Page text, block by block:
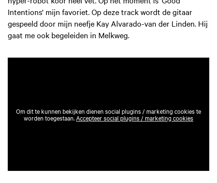
Intentions' mijn favoriet. Op deze track wordt de gitaar
gespeeld door mijn neefje Kay Alvarado-van der Linden. Hij
gaat me ook begeleiden in Melkweg.
Om dit te kunnen bekijken dienen social plugins / marketing cookies te
worden toegestaan.Accepteer social plugins / marketing cookies